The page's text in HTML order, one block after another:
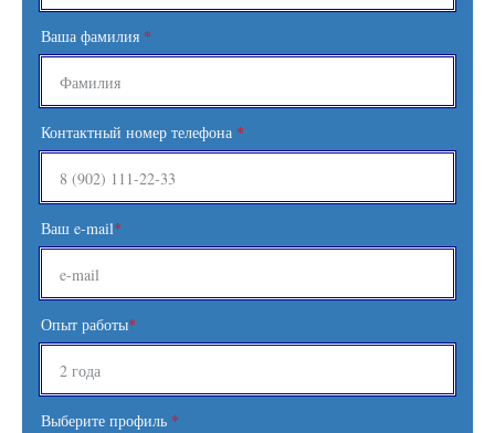
Ваша фамилия *
Контактный номер телефона *
Ваш e-mail*
Опыт работы*
Выберите профиль *